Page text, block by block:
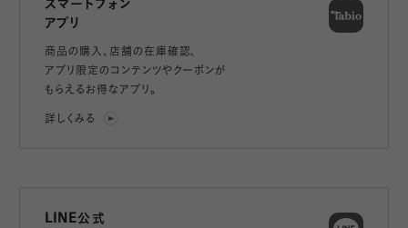
スマートフォン
アプリ
商品の購入、店舗の在庫確認、
アプリ限定のコンテンツやクーポンが
もらえるお得なアプリ。
詳しくみる
LINE公式